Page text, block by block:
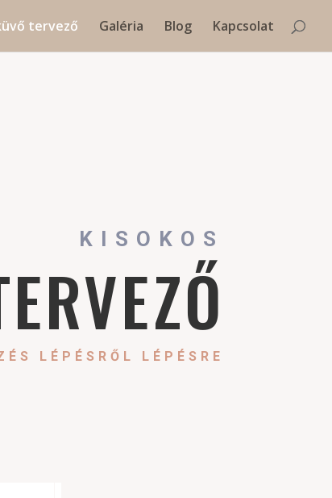
tervező Galéria Blog Kapcsolat
KISOKOS
LÉPÉSRŐL LÉPÉSRE